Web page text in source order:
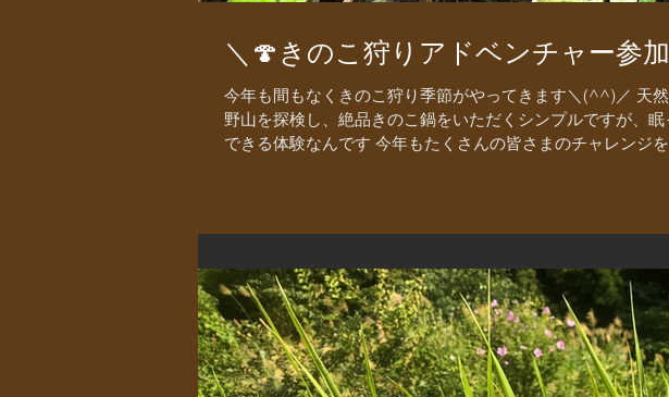
＼🍄きのこ狩りアドベンチャー参
今年も間もなくきのこ狩り季節がやってきます＼(^^)／ 天
野山を探検し、絶品きのこ鍋をいただくシンプルですが、
できる体験なんです 今年もたくさんの皆さまのチャレンジ